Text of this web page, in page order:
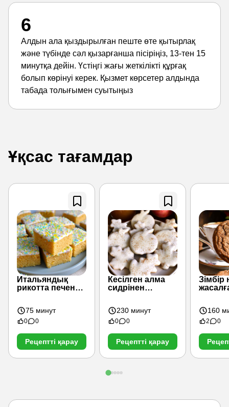
6
Алдын ала қыздырылған пеште өте қытырлақ
және түбінде сәл қызарғанша пісіріңіз, 13-тен 15
минутқа дейін. Үстіңгі жағы жеткілікті құрғақ
болып көрінуі керек. Қызмет көрсетер алдында
табада толығымен суытыңыз
Ұқсас тағамдар
Итальяндық
рикотта печенье
75 минут
0 0
Рецептті қарау
Кесілген алма
сидрінен
230 минут
0 0
Рецептті қарау
160
2 0